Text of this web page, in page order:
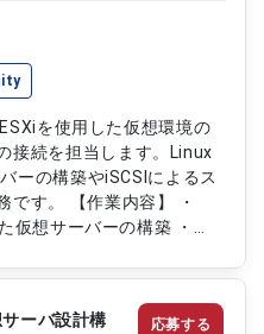
を使用した仮想環境の
接続を担当します。Linux
ーの構築やiSCSIによるス
内容】 ・
仮想サーバーの構築 ・
ジ接続の構築 ・
を使用したテスト作業
ーバ設計構
応募する